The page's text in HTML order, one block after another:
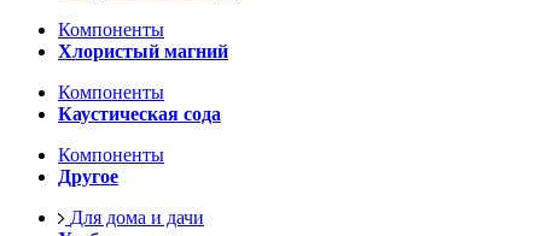
Компоненты
Хлористый магний
Компоненты
Каустическая сода
Компоненты
Другое
Для дома и дачи